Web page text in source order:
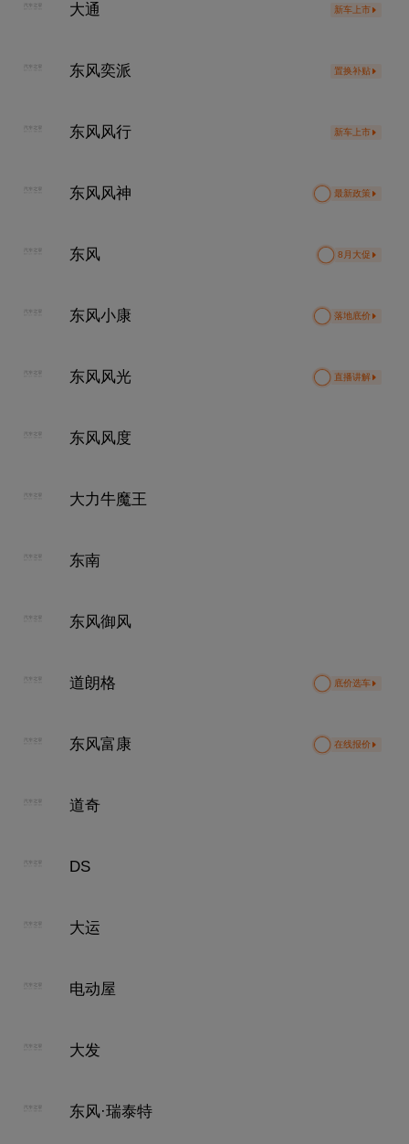
大通 新车上市
东风奕派 置换补贴
东风风行 新车上市
东风风神 最新政策
东风 8月大促
东风小康 落地底价
东风风光 直播讲解
东风风度
大力牛魔王
东南
东风御风
道朗格 底价选车
东风富康 在线报价
道奇
DS
大运
电动屋
大发
东风·瑞泰特